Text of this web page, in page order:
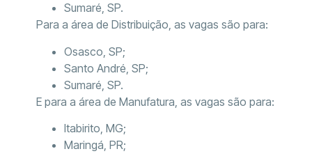
Sumaré, SP.
Para a área de Distribuição, as vagas são para:
Osasco, SP;
Santo André, SP;
Sumaré, SP.
E para a área de Manufatura, as vagas são para:
Itabirito, MG;
Maringá, PR;